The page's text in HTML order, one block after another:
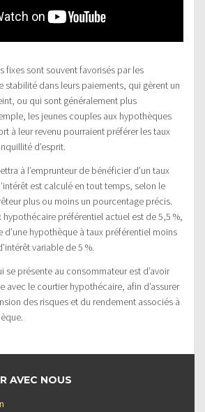
fixes sont souvent favorisés par les
stabilité dans leurs paiements, qui gèrent un
ou qui sont généralement plus
les jeunes couples aux hypothèques
à leur revenu pourraient préférer les taux
d’esprit.
à l’emprunteur de bénéficier d’un taux
est calculé en tout temps, selon le
plus ou moins un pourcentage précis.
hypothécaire préférentiel actuel est de 5,5 %,
d’une hypothèque à taux préférentiel moins
variable de 5 %.
se présente au consommateur est d’avoir
avec le courtier hypothécaire, afin d’assurer
des risques et du rendement associés à
AVEC NOUS